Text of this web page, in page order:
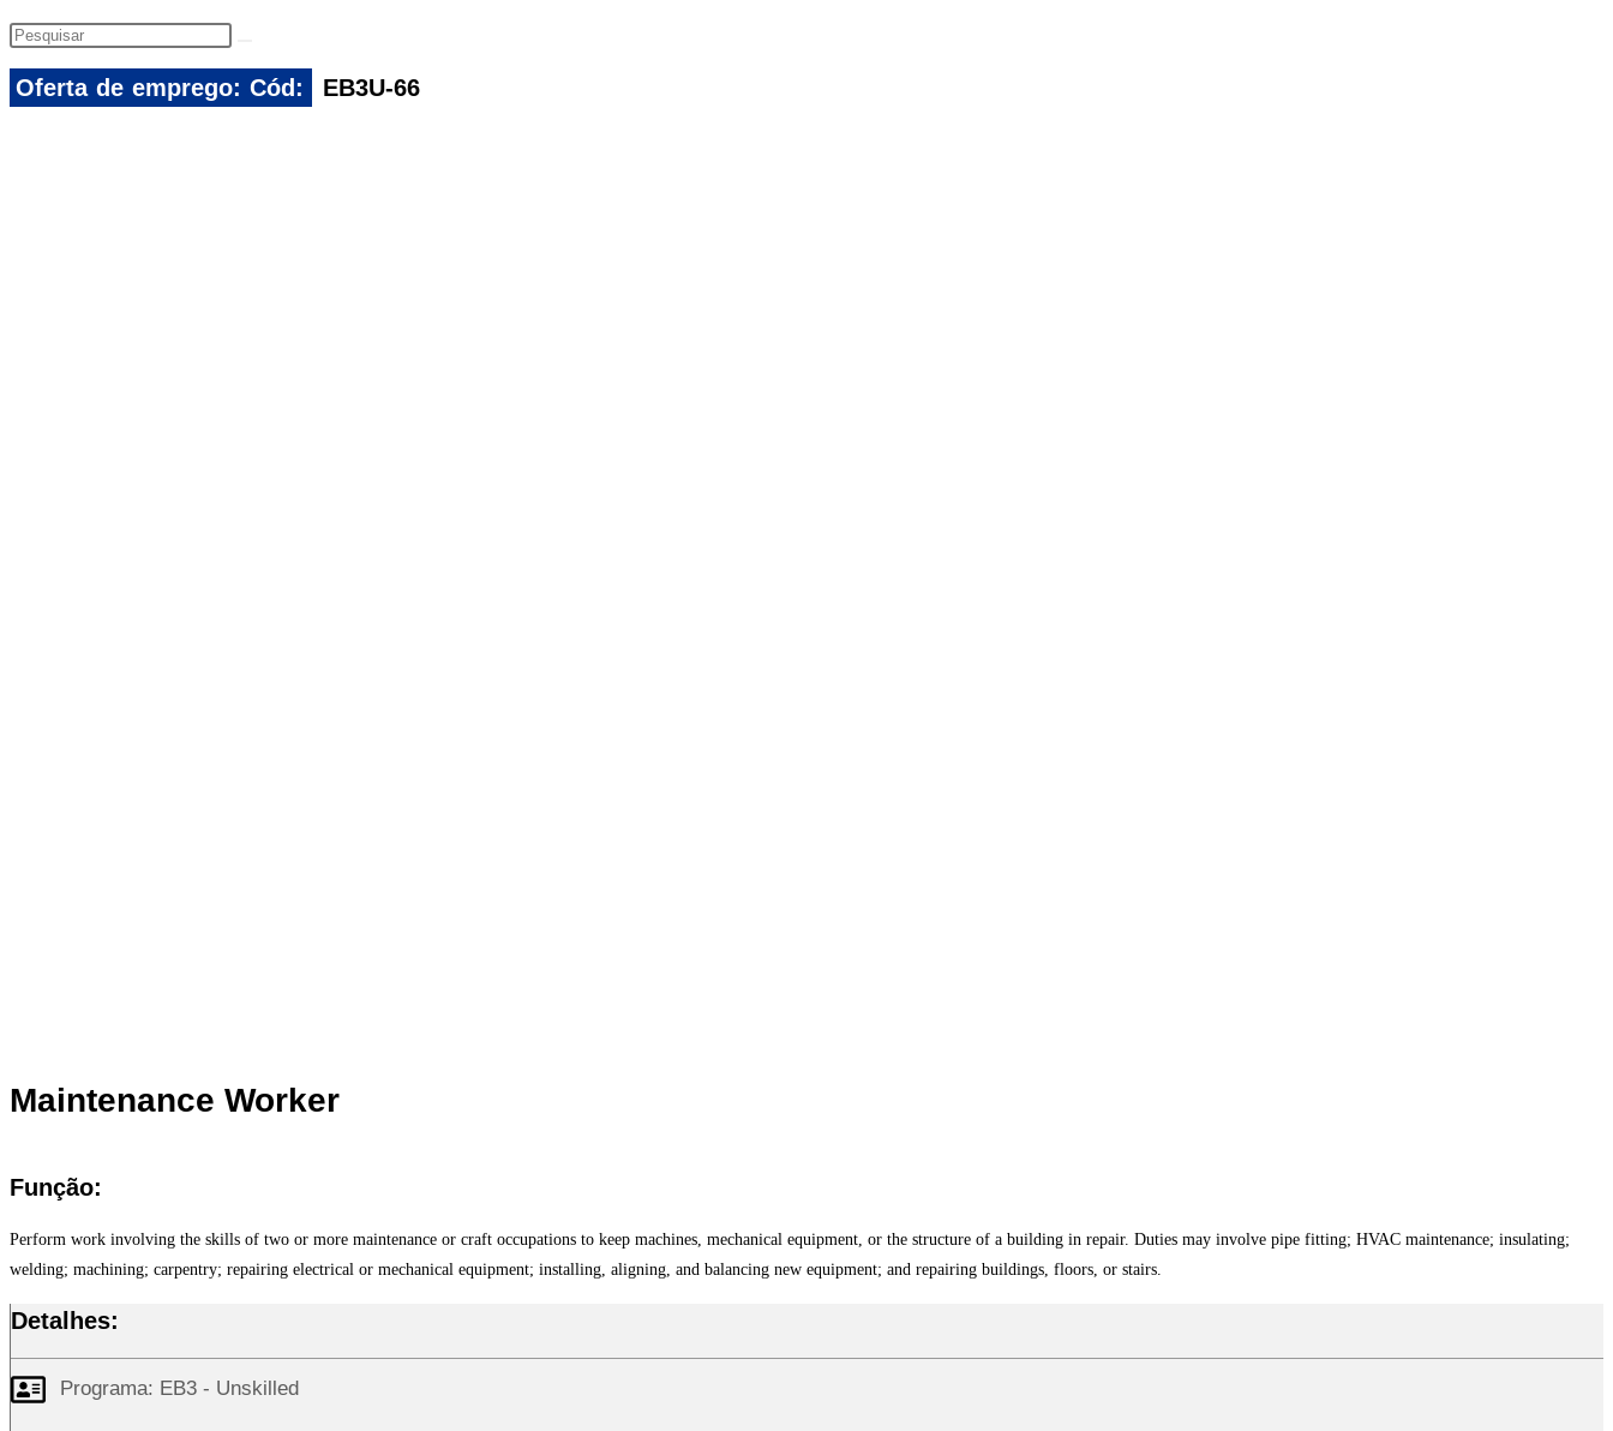
do
site
Pesquisar
neste
site
Oferta de emprego: Cód: EB3U-66
Maintenance Worker
Função:
Perform work involving the skills of two or more maintenance or craft occupations to keep machines, mechanical equipment, or the structure of a building in repair. Duties may involve pipe fitting; HVAC maintenance; insulating;
welding; machining; carpentry; repairing electrical or mechanical equipment; installing, aligning, and balancing new equipment; and repairing buildings, floors, or stairs.
Detalhes:
Programa: EB3 - Unskilled